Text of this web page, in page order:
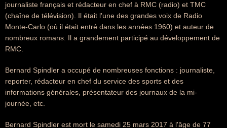
journaliste français et rédacteur en chef à RMC (radio) et TMC
(chaîne de télévision). Il était l'une des grandes voix de Radio
Monte-Carlo (où il était entré dans les années 1960) et auteur de
nombreux romans. Il a grandement participé au développement de
RMC.
Bernard Spindler a occupé de nombreuses fonctions : journaliste,
reporter, rédacteur en chef du service des sports et des
informations générales, présentateur des journaux de la mi-
journée, etc.
Bernard Spindler est mort le samedi 25 mars 2017 à l'âge de 77